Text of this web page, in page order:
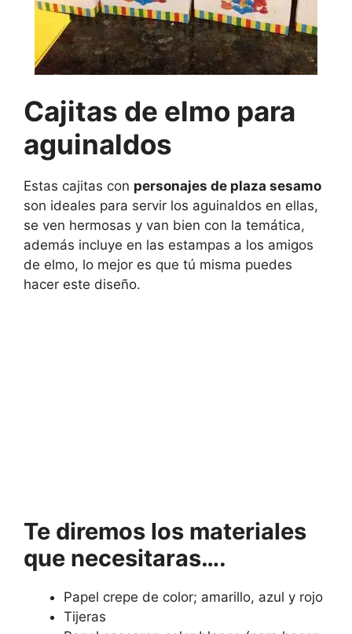
Cajitas de elmo para
aguinaldos
Estas cajitas con personajes de plaza sesamo
son ideales para servir los aguinaldos en ellas,
se ven hermosas y van bien con la temática,
además incluye en las estampas a los amigos
de elmo, lo mejor es que tú misma puedes
hacer este diseño.
Te diremos los materiales
que necesitaras….
Papel crepe de color; amarillo, azul y rojo
Tijeras